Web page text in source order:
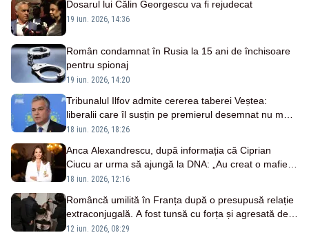
Dosarul lui Călin Georgescu va fi rejudecat
19 iun. 2026, 14:36
Român condamnat în Rusia la 15 ani de închisoare
pentru spionaj
19 iun. 2026, 14:20
Tribunalul Ilfov admite cererea taberei Veștea:
liberalii care îl susțin pe premierul desemnat nu mai
pot fi dați afară din PNL
18 iun. 2026, 18:26
Anca Alexandrescu, după informația că Ciprian
Ciucu ar urma să ajungă la DNA: „Au creat o mafie
sub aparenta modernizare” - VIDEO
18 iun. 2026, 12:16
Româncă umilită în Franța după o presupusă relație
extraconjugală. A fost tunsă cu forța și agresată de
mai mulți membri ai familiei
12 iun. 2026, 08:29